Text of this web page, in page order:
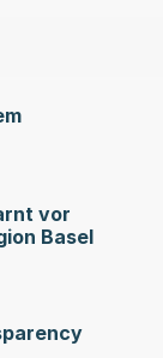
vor
Basel